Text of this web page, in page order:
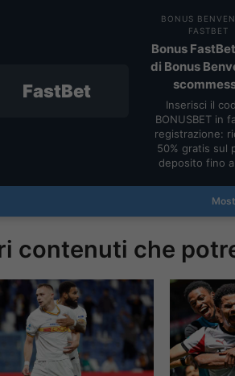
FastBet
BONUS
FASTBET
Bonus
di Bonus
Inserisci il
BONUSBET in
registrazione:
50% gratis sul
deposito fino
contenuti che